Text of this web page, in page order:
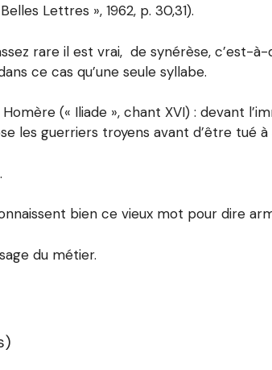
Lettres », 1962, p. 30,31).
rare il est vrai, de synérèse, c’est-
ce cas qu’une seule syllabe.
Homère (« Iliade », chant XVI) : devant
les guerriers troyens avant d’être tué à
bien ce vieux mot pour dire
du métier.